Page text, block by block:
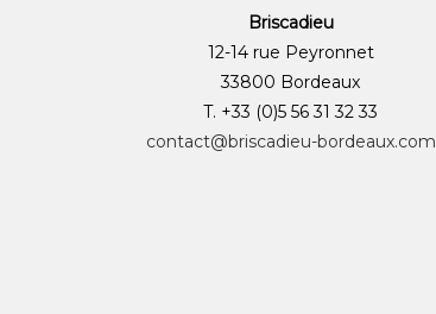
Briscadieu
12-14 rue Peyronnet
33800 Bordeaux
T. +33 (0)5 56 31 32 33
contact@briscadieu-bordeaux.com